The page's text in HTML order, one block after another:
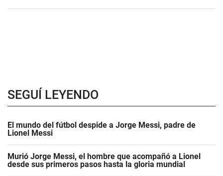
SEGUÍ LEYENDO
El mundo del fútbol despide a Jorge Messi, padre de
Lionel Messi
Murió Jorge Messi, el hombre que acompañó a Lionel
desde sus primeros pasos hasta la gloria mundial